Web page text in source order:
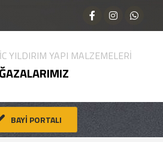
YILDIRIM YAPI MALZEMELERİ
BAYİ PORTALI